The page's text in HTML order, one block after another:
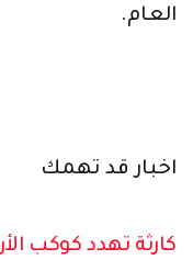
العام.
اخبار قد تهمك
كارثة تهدد كوكب